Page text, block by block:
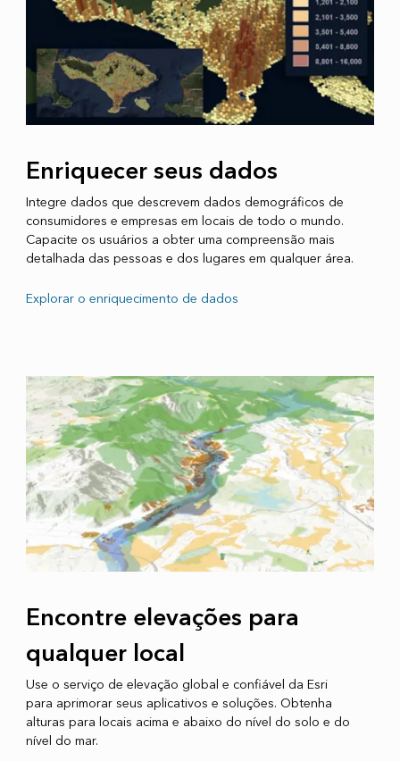
Enriquecer seus dados
Integre dados que descrevem dados demográficos de
consumidores e empresas em locais de todo o mundo.
Capacite os usuários a obter uma compreensão mais
detalhada das pessoas e dos lugares em qualquer área.
Explorar o enriquecimento de dados
Encontre elevações para
qualquer local
Use o serviço de elevação global e confiável da Esri
para aprimorar seus aplicativos e soluções. Obtenha
alturas para locais acima e abaixo do nível do solo e do
nível do mar.